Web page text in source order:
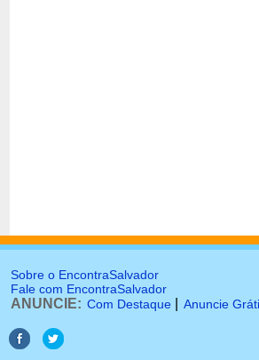
Sobre o EncontraSalvador
Fale com EncontraSalvador
ANUNCIE: Com Destaque Anuncie